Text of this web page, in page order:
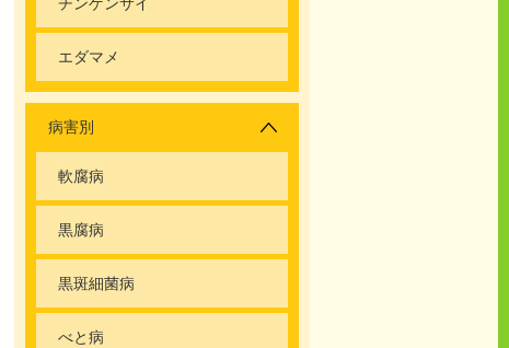
エダマメ
病害別
軟腐病
黒腐病
黒斑細菌病
べと病